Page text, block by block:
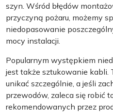
szyn. Wśród błędów
przyczyną pożaru, możemy
niedopasowanie
mocy instalacji.
Popularnym występkiem
jest także sztukowanie kabli.
unikać szczególnie, a jeśli
przewodów, zaleca się robić
rekomendowanych przez